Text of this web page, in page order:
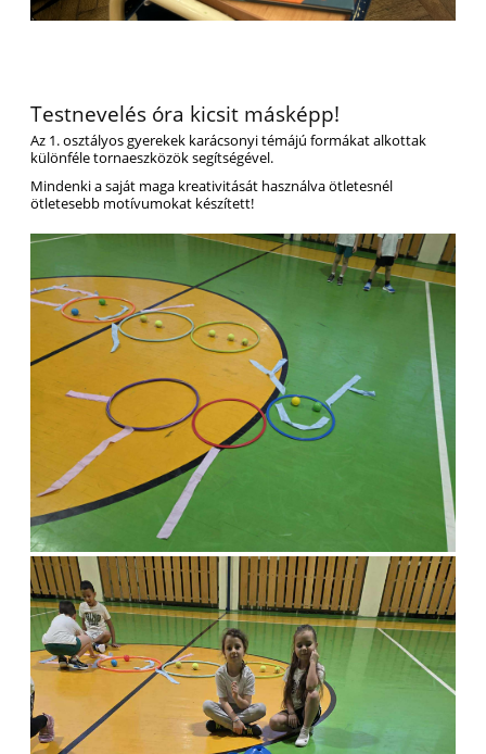
Testnevelés óra kicsit másképp!
Az 1. osztályos gyerekek karácsonyi témájú formákat alkottak
különféle tornaeszközök segítségével.
Mindenki a saját maga kreativitását használva ötletesnél
ötletesebb motívumokat készített!